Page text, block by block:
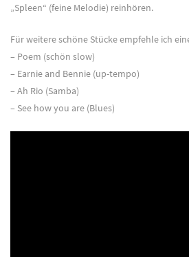
„Spleen“ (feine Melodie) reinhören.
Für weitere schöne Stücke empfehle ich
– Poem (schön slow)
– Earnie and Bennie (up-tempo)
– Ah Rio (Samba)
– See how you are (Blues)